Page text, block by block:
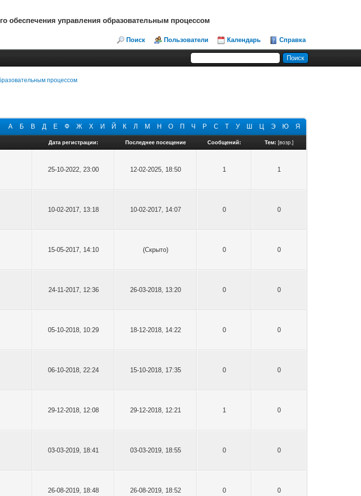
обеспечения управления образовательным процессом
Поиск Пользователи Календарь Справка
процессом
А Б В Д Е Ф Ж Х И Й К Л М Н О П Ч Р С Т У Ш Ц Э Ю Я
Дата регистрации: Последнее посещение Сообщений: Тем: [возр. ]
25-10-2022, 23:00 12-02-2025, 18:50 1 1
10-02-2017, 13:18 10-02-2017, 14:07 0 0
15-05-2017, 14:10 (Скрыто) 0 0
24-11-2017, 12:36 26-03-2018, 13:20 0 0
05-10-2018, 10:29 18-12-2018, 14:22 0 0
06-10-2018, 22:24 15-10-2018, 17:35 0 0
29-12-2018, 12:08 29-12-2018, 12:21 1 0
03-03-2019, 18:41 03-03-2019, 18:55 0 0
26-08-2019, 18:48 26-08-2019, 18:52 0 0